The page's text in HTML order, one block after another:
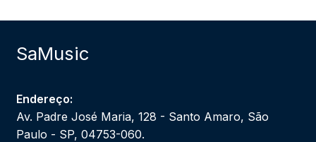
SaMusic
Endereço:
Av. Padre José Maria, 128 - Santo Amaro, São
Paulo - SP, 04753-060.